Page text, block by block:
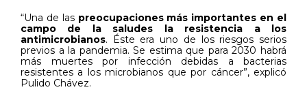
“Una de las preocupaciones más importantes en el
campo de la saludes la resistencia a los
antimicrobianos. Éste era uno de los riesgos serios
previos a la pandemia. Se estima que para 2030 habrá
más muertes por infección debidas a bacterias
resistentes a los microbianos que por cáncer”, explicó
Pulido Chávez.